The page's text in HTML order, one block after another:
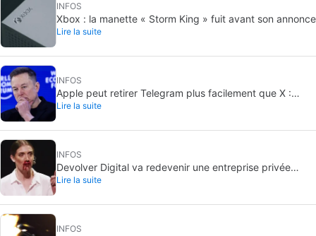
INFOS
Xbox : la manette « Storm King » fuit avant son annonce
Lire la suite
INFOS
Apple peut retirer Telegram plus facilement que X :
pourquoi l’app est plus exposée
Lire la suite
INFOS
Devolver Digital va redevenir une entreprise privée
parce que créer de la valeur pour les investisseurs va
Lire la suite
INFOS